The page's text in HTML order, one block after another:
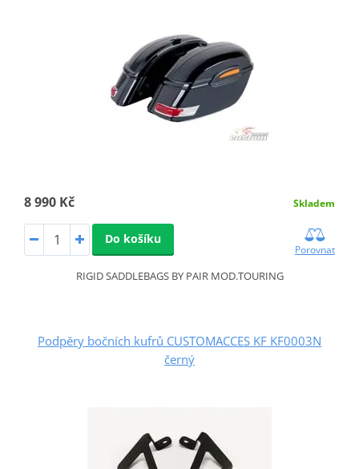
8 990 Kč Skladem
Do košíku
Porovnat
RIGID SADDLEBAGS BY PAIR MOD.TOURING
Podpěry bočních kufrů CUSTOMACCES KF KF0003N
černý